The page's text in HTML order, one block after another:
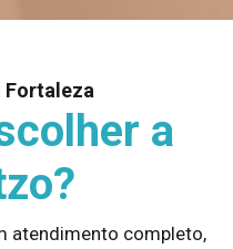
Fortaleza
a
atendimento completo,